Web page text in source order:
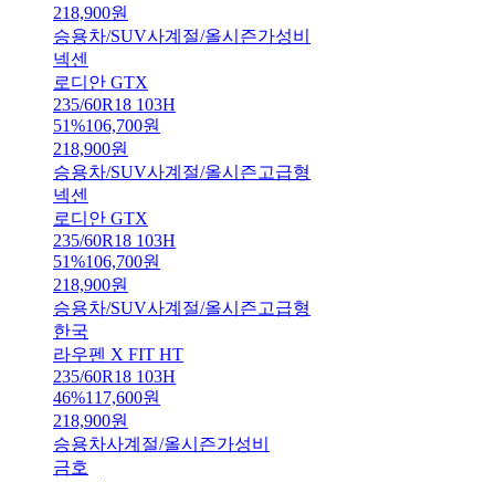
218,900원
승용차/SUV사계절/올시즌가성비
넥센
로디안 GTX
235/60R18 103H
51%106,700원
218,900원
승용차/SUV사계절/올시즌고급형
넥센
로디안 GTX
235/60R18 103H
51%106,700원
218,900원
승용차/SUV사계절/올시즌고급형
한국
라우펜 X FIT HT
235/60R18 103H
46%117,600원
218,900원
승용차사계절/올시즌가성비
금호